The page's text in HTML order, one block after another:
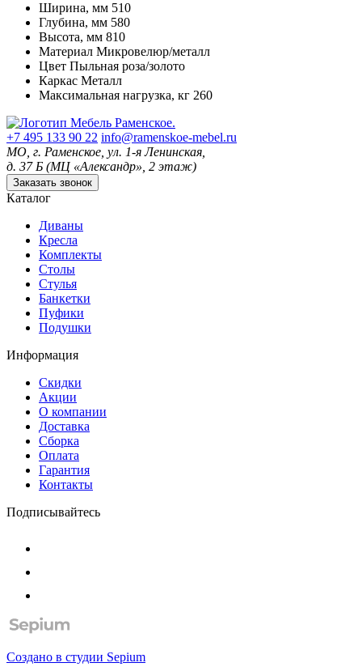
Ширина, мм 510
Глубина, мм 580
Высота, мм 810
Материал Микровелюр/металл
Цвет Пыльная роза/золото
Каркас Металл
Максимальная нагрузка, кг 260
+7 495 133 90 22 info@ramenskoe-mebel.ru
МО, г. Раменское, ул. 1-я Ленинская,
д. 37 Б (МЦ «Александр», 2 этаж)
Заказать звонок
Каталог
Диваны
Кресла
Комплекты
Столы
Стулья
Банкетки
Пуфики
Подушки
Информация
Скидки
Акции
О компании
Доставка
Сборка
Оплата
Гарантия
Контакты
Подписывайтесь
Создано в студии Sepium